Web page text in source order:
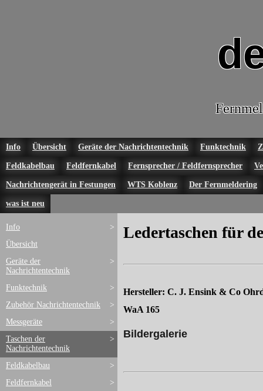
Info Übersicht Geräte der Nachrichtentechnik Funktechnik
Feldkabelbau Feldfernkabel Fernsprecher / Feldfernsprecher
Nachrichtengerät in Festungen WTS Koblenz Der Fernmeldering
was ist neu
>
Info
Übersicht
>
Geräte der
Nachrichtentechnik
>
Funktechnik
>
Zubehör Nachrichtentechnik
>
Messgeräte
>
Taschen der
Nachrichtentechnik
>
Feldkabelbau
>
Feldfernkabel
Ledertaschen für
Hersteller: C. J. Ensink & Co
WaA 165
Bildergalerie